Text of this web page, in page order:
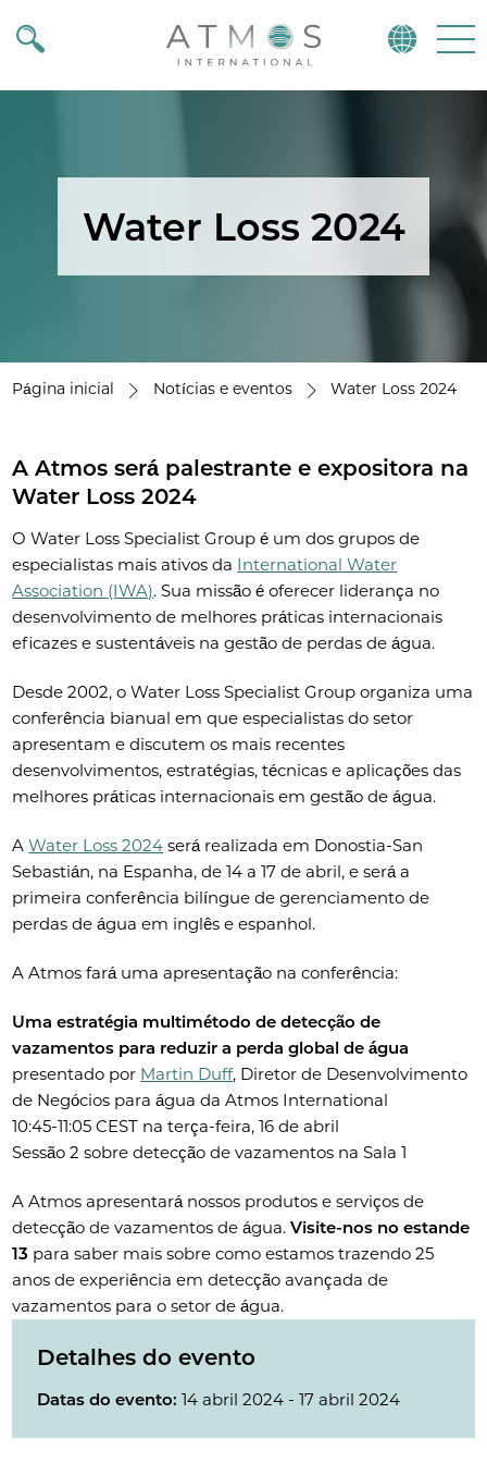
Atmos
Water Loss 2024
Página inicial Notícias e eventos Water Loss 2024
A Atmos será palestrante e expositora na
Water Loss 2024
O Water Loss Specialist Group é um dos grupos de
especialistas mais ativos da International Water
Association (IWA). Sua missão é oferecer liderança no
desenvolvimento de melhores práticas internacionais
eficazes e sustentáveis na gestão de perdas de água.
Desde 2002, o Water Loss Specialist Group organiza uma
conferência bianual em que especialistas do setor
apresentam e discutem os mais recentes
desenvolvimentos, estratégias, técnicas e aplicações das
melhores práticas internacionais em gestão de água.
AWater Loss 2024 será realizada em Donostia-San
Sebastián, na Espanha, de 14 a 17 de abril, e será a
primeira conferência bilíngue de gerenciamento de
perdas de água em inglês e espanhol.
A Atmos fará uma apresentação na conferência:
Uma estratégia multimétodo de detecção de
vazamentos para reduzir a perda global de água
presentado por Martin Duff, Diretor de Desenvolvimento
de Negócios para água da Atmos International
10:45-11:05 CEST na terça-feira, 16 de abril
Sessão 2 sobre detecção de vazamentos na Sala 1
A Atmos apresentará nossos produtos e serviços de
detecção de vazamentos de água.Visite-nos no estande
13 para saber mais sobre como estamos trazendo 25
anos de experiência em detecção avançada de
vazamentos para o setor de água.
Detalhes do evento
Datas do evento: 14 abril 2024 - 17 abril 2024